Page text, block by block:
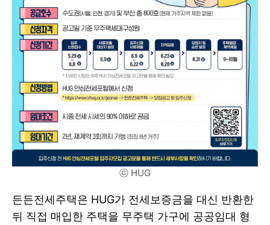
ⓒ HUG
든든전세주택은 HUG가 전세보증금을 대신 반환한
뒤 직접 매입한 주택을 무주택 가구에 공공임대 형